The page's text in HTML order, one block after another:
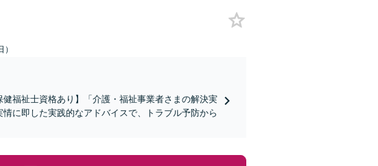
福祉士資格あり】「介護・福祉事業者さまの解決実
に即した実践的なアドバイスで、トラブル予防から